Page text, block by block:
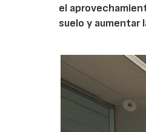
el
suelo y aumentar